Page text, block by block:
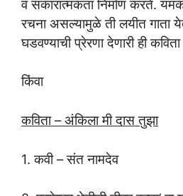
व सकारात्मकता निर्माण करते.
रचना असल्यामुळे ती लयीत गाता
घडवण्याची प्रेरणा देणारी ही
किंवा
कविता – अंकिला मी दास तुझा
1. कवी – संत नामदेव